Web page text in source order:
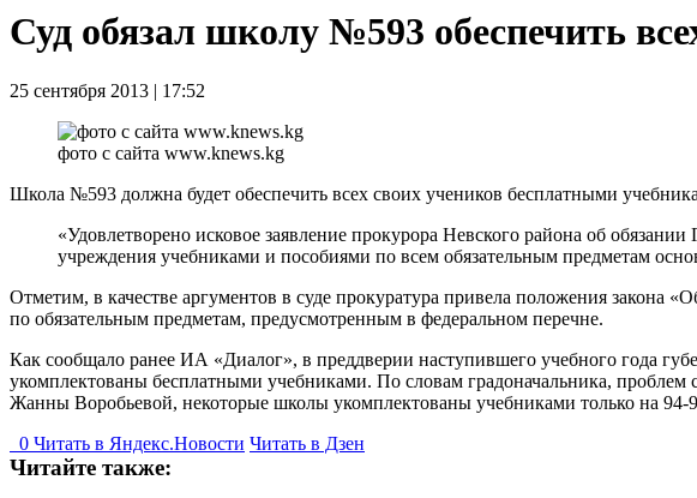
Суд обязал школу №593 обеспечить
25 сентября 2013 | 17:52
фото с сайта www.knews.kg
Школа №593 должна будет обеспечить всех своих учеников бесплатными
«Удовлетворено исковое заявление прокурора Невского района об
учреждения учебниками и пособиями по всем обязательным предметам
Отметим, в качестве аргументов в суде прокуратура привела положения закона
по обязательным предметам, предусмотренным в федеральном перечне.
Как сообщало ранее ИА «Диалог», в преддверии наступившего учебного года
укомплектованы бесплатными учебниками. По словам градоначальника,
Жанны Воробьевой, некоторые школы укомплектованы учебниками только на
0 Читать в Яндекс.Новости Читать в Дзен
Читайте также: